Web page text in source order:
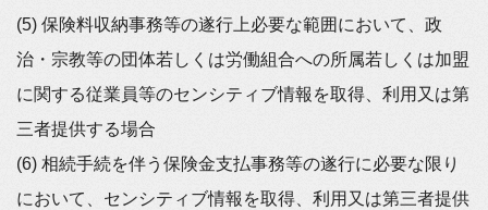
(5) 保険料収納事務等の遂行上必要な範囲において、政
治・宗教等の団体若しくは労働組合への所属若しくは加盟
に関する従業員等のセンシティブ情報を取得、利用又は第
三者提供する場合
(6) 相続手続を伴う保険金支払事務等の遂行に必要な限り
において、センシティブ情報を取得、利用又は第三者提供